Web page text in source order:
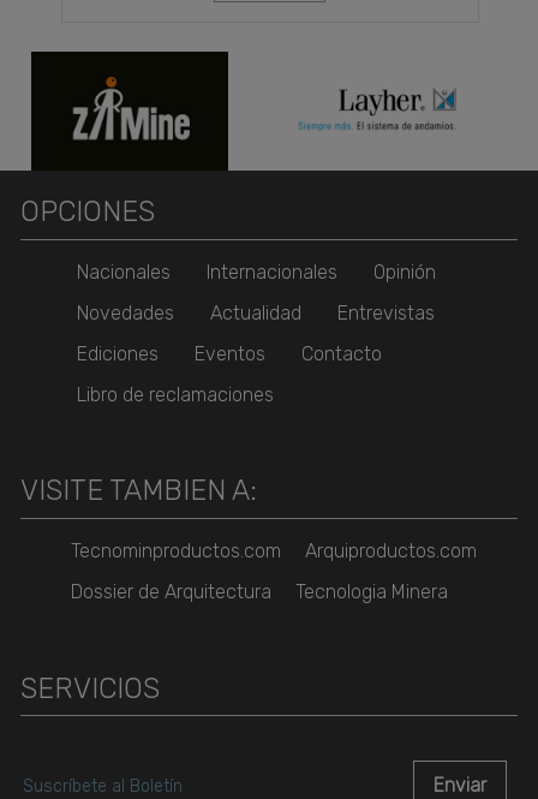
OPCIONES
Nacionales Internacionales
Opinión
Novedades
Actualidad
Entrevistas
Ediciones
Eventos
Contacto
Libro de reclamaciones
VISITE TAMBIEN A:
Tecnominproductos.com
Arquiproductos.com
Dossier de Arquitectura
Tecnologia Minera
SERVICIOS